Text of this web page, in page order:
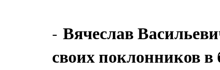
- Вячеслав
своих поклонников